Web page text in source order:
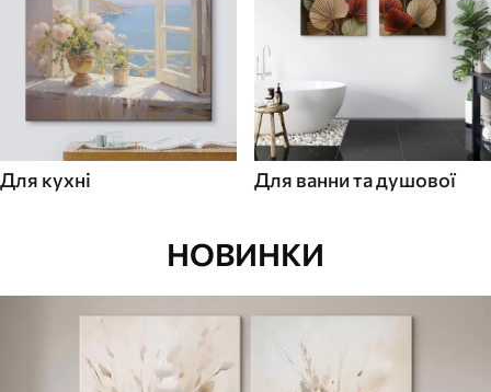
Для кухні Для ванни та душової
НОВИНКИ